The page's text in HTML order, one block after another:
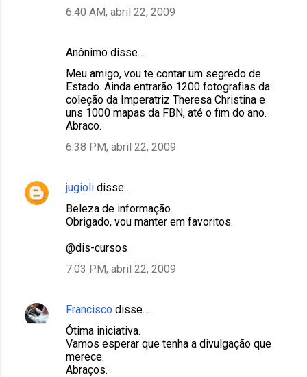
6:40 AM, abril 22, 2009
Anônimo disse…
Meu amigo, vou te contar um segredo de
Estado. Ainda entrarão 1200 fotografias da
coleção da Imperatriz Theresa Christina e
uns 1000 mapas da FBN, até o fim do ano.
Abraco.
6:38 PM, abril 22, 2009
jugioli disse…
Beleza de informação.
Obrigado, vou manter em favoritos.
@dis-cursos
7:03 PM, abril 22, 2009
Francisco disse…
Ótima iniciativa.
Vamos esperar que tenha a divulgação que
merece.
Abraços.